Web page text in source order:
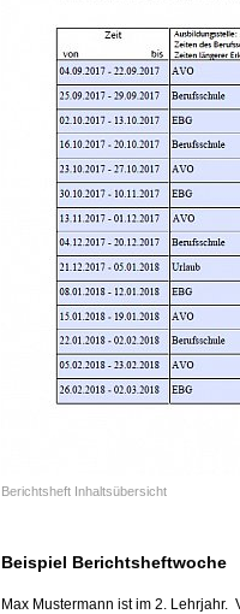
Berichtsheft Inhaltsübersicht
Beispiel Berichtsheftwoche
Max Mustermann ist im 2. Lehrjahr.